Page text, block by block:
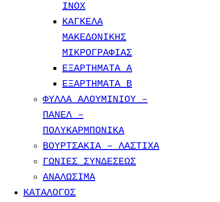
INOX
ΚΑΓΚΕΛΑ
ΜΑΚΕΔΟΝΙΚΗΣ
ΜΙΚΡΟΓΡΑΦΙΑΣ
ΕΞΑΡΤΗΜΑΤΑ Α
ΕΞΑΡΤΗΜΑΤΑ Β
ΦΥΛΛΑ ΑΛΟΥΜΙΝΙΟΥ –
ΠΑΝΕΛ –
ΠΟΛΥΚΑΡΜΠΟΝΙΚΑ
ΒΟΥΡΤΣΑΚΙΑ – ΛΑΣΤΙΧΑ
ΓΩΝΙΕΣ ΣΥΝΔΕΣΕΩΣ
ΑΝΑΛΩΣΙΜΑ
ΚΑΤΑΛΟΓΟΣ